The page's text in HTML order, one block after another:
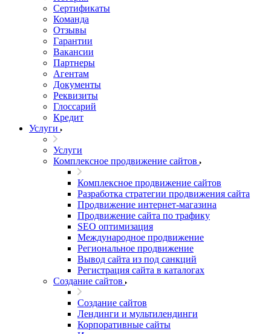
Сертификаты
Команда
Отзывы
Гарантии
Вакансии
Партнеры
Агентам
Документы
Реквизиты
Глоссарий
Кредит
Услуги
Услуги
Комплексное продвижение сайтов
Комплексное продвижение сайтов
Разработка стратегии продвижения сайта
Продвижение интернет-магазина
Продвижение сайта по трафику
SEO оптимизация
Международное продвижение
Региональное продвижение
Вывод сайта из под санкций
Регистрация сайта в каталогах
Создание сайтов
Создание сайтов
Лендинги и мультилендинги
Корпоративные сайты